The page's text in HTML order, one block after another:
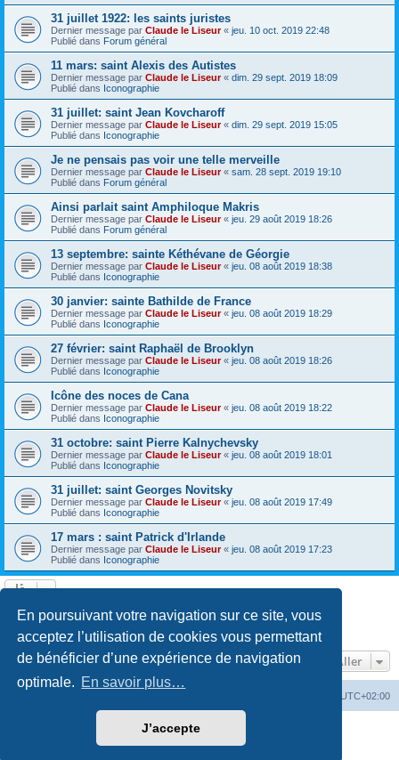
En poursuivant votre navigation sur ce site, vous
acceptez l’utilisation de cookies vous permettant
de bénéficier d’une expérience de navigation
optimale. En savoir plus…
J’accepte
31 juillet 1922: les saints juristes
Dernier message par Claude le Liseur« jeu. 10 oct. 2019 22:48
Publié dans Forum général
11 mars: saint Alexis des Autistes
Dernier message par Claude le Liseur« dim. 29 sept. 2019 18:09
Publié dans Iconographie
31 juillet: saint Jean Kovcharoff
Dernier message par Claude le Liseur« dim. 29 sept. 2019 15:05
Publié dans Iconographie
Je ne pensais pas voir une telle merveille
Dernier message par Claude le Liseur« sam. 28 sept. 2019 19:10
Publié dans Forum général
Ainsi parlait saint Amphiloque Makris
Dernier message par Claude le Liseur« jeu. 29 août 2019 18:26
Publié dans Forum général
13 septembre: sainte Kéthévane de Géorgie
Dernier message par Claude le Liseur« jeu. 08 août 2019 18:38
Publié dans Iconographie
30 janvier: sainte Bathilde de France
Dernier message par Claude le Liseur« jeu. 08 août 2019 18:29
Publié dans Iconographie
27 février: saint Raphaël de Brooklyn
Dernier message par Claude le Liseur« jeu. 08 août 2019 18:26
Publié dans Iconographie
Icône des noces de Cana
Dernier message par Claude le Liseur« jeu. 08 août 2019 18:22
Publié dans Iconographie
31 octobre: saint Pierre Kalnychevsky
Dernier message par Claude le Liseur« jeu. 08 août 2019 18:01
Publié dans Iconographie
31 juillet: saint Georges Novitsky
Dernier message par Claude le Liseur« jeu. 08 août 2019 17:49
Publié dans Iconographie
17 mars : saint Patrick d'Irlande
Dernier message par Claude le Liseur« jeu. 08 août 2019 17:23
Publié dans Iconographie
Page1sur20
3
Aller
UTC+02:00
phpBB® Forum Software © phpBB Limited
©